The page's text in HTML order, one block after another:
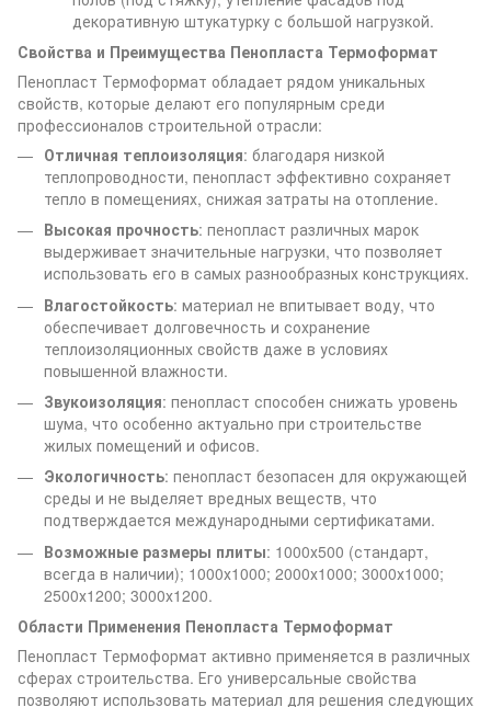
декоративную штукатурку с большой нагрузкой.
Свойства и Преимущества Пенопласта Термоформат
Пенопласт Термоформат обладает рядом уникальных
свойств, которые делают его популярным среди
профессионалов строительной отрасли:
Отличная теплоизоляция: благодаря низкой
теплопроводности, пенопласт эффективно сохраняет
тепло в помещениях, снижая затраты на отопление.
Высокая прочность: пенопласт различных марок
выдерживает значительные нагрузки, что позволяет
использовать его в самых разнообразных конструкциях.
Влагостойкость: материал не впитывает воду, что
обеспечивает долговечность и сохранение
теплоизоляционных свойств даже в условиях
повышенной влажности.
Звукоизоляция: пенопласт способен снижать уровень
шума, что особенно актуально при строительстве
жилых помещений и офисов.
Экологичность: пенопласт безопасен для окружающей
среды и не выделяет вредных веществ, что
подтверждается международными сертификатами.
Возможные размеры плиты: 1000х500 (стандарт,
всегда в наличии); 1000х1000; 2000х1000; 3000х1000;
2500х1200; 3000х1200.
Области Применения Пенопласта Термоформат
Пенопласт Термоформат активно применяется в различных
сферах строительства. Его универсальные свойства
позволяют использовать материал для решения следующих